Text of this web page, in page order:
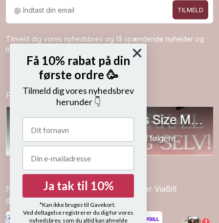
TILMELD
Tilmeld dig vores nyhedsbrev og få spændende nyheder og
tilbud direkte i din indbakke.
Følg os på
Nem betaling med kort, mobilepay eller ViaBill
delbetalinger
Få 10% rabat på din
første ordre 🥳
Tilmeld dig vores nyhedsbrev
herunder 👇
Ja tak til 10%
*Kan ikke bruges til Gavekort.
Ved deltagelse registrerer du dig for vores
nyhedsbrev, som du altid kan afmelde